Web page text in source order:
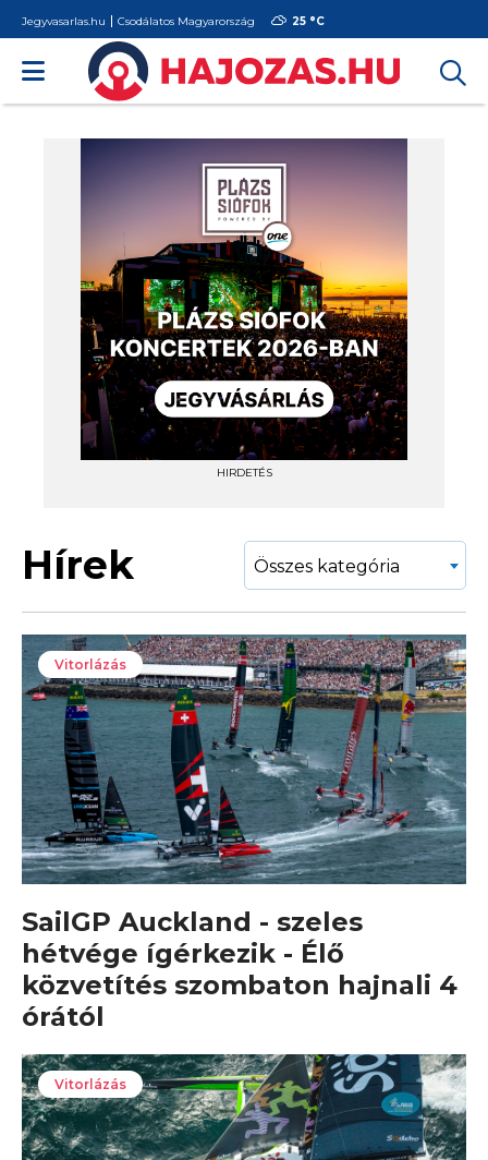
Jegyvasarlas.hu Csodálatos Magyarország 25 °C
HIRDETÉS
Hírek Összes kategória
Vitorlázás
SailGP Auckland - szeles
hétvége ígérkezik - Élő
közvetítés szombaton hajnali 4
órától
Vitorlázás